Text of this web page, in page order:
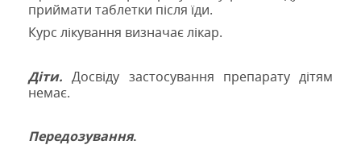
приймати таблетки після їди.
Курс лікування визначає лікар.
Діти. Досвіду застосування препарату дітям
немає.
Передозування.